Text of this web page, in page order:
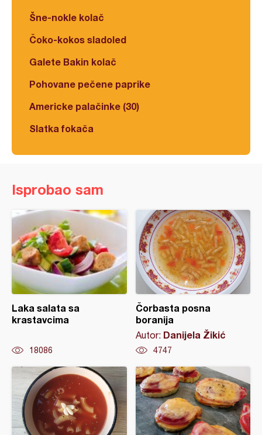
Šne-nokle kolač
Čoko-kokos sladoled
Galete Bakin kolač
Pohovane pečene paprike
Americke palačinke (30)
Slatka fokača
Isprobao sam
Laka salata sa
krastavcima
18086
Čorbasta posna
boranija
Autor: Danijela Žikić
4747